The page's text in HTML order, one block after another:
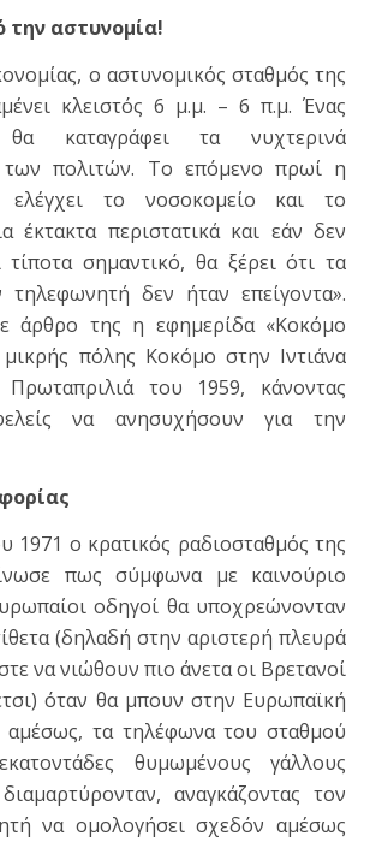
την αστυνομία!
ο αστυνομικός σταθμός της
κλειστός 6 μ.μ. – 6 π.μ. Ένας
θα καταγράφει τα νυχτερινά
των πολιτών. Το επόμενο πρωί η
ελέγχει το νοσοκομείο και το
έκτακτα περιστατικά και εάν δεν
τίποτα σημαντικό, θα ξέρει ότι τα
τηλεφωνητή δεν ήταν επείγοντα».
άρθρο της η εφημερίδα «Κοκόμο
πόλης Κοκόμο στην Ιντιάνα
του 1959, κάνοντας
να ανησυχήσουν για την
1971 ο κρατικός ραδιοσταθμός της
πως σύμφωνα με καινούριο
οδηγοί θα υποχρεώνονταν
(δηλαδή στην αριστερή πλευρά
να νιώθουν πιο άνετα οι Βρετανοί
όταν θα μπουν στην Ευρωπαϊκή
τα τηλέφωνα του σταθμού
θυμωμένους γάλλους
αναγκάζοντας τον
να ομολογήσει σχεδόν αμέσως